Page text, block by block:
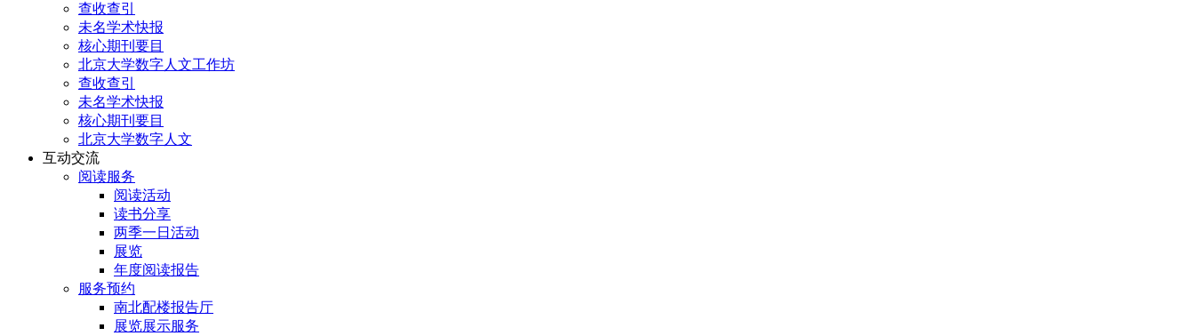
查收查引
未名学术快报
核心期刊要目
北京大学数字人文工作坊
查收查引
未名学术快报
核心期刊要目
北京大学数字人文
互动交流
阅读服务
阅读活动
读书分享
两季一日活动
展览
年度阅读报告
服务预约
南北配楼报告厅
展览展示服务